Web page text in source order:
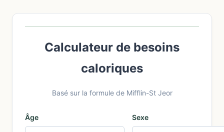
Calculateur de besoins
caloriques
Basé sur la formule de Mifflin-St Jeor
Âge Sexe